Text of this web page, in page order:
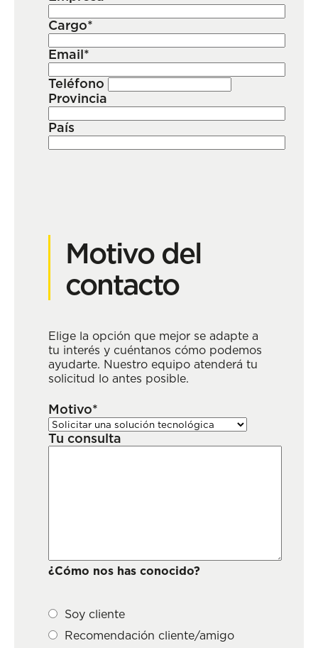
Cargo*
Email*
Teléfono
Provincia
País
Motivo del
contacto
Elige la opción que mejor se adapte a
tu interés y cuéntanos cómo podemos
ayudarte. Nuestro equipo atenderá tu
solicitud lo antes posible.
Motivo*
Tu consulta
¿Cómo nos has conocido?
Soy cliente
Recomendación cliente/amigo